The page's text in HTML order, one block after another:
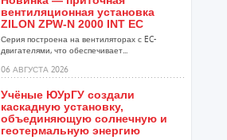
вентиляционная установка
ZILON ZPW-N 2000 INT EC
Серия построена на вентиляторах с EC-
двигателями, что обеспечивает...
06 АВГУСТА 2026
Учёные ЮУрГУ создали
каскадную установку,
объединяющую солнечную и
геотермальную энергию